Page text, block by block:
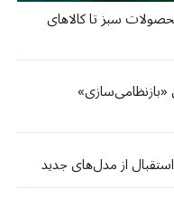
سبز تا کالاهای
«بازنظامی‌سازی»
از مدل‌های جدید